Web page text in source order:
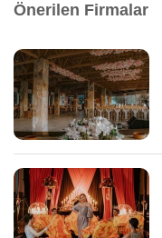
Önerilen Firmalar